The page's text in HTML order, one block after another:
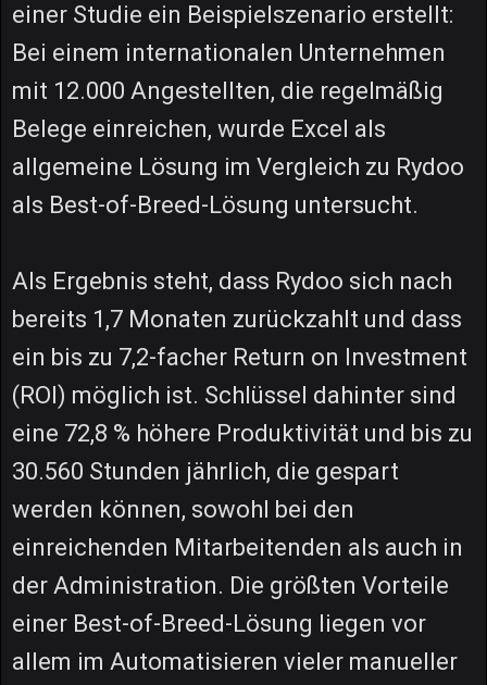
einer Studie ein Beispielszenario erstellt:
Bei einem internationalen Unternehmen
mit 12.000 Angestellten, die regelmäßig
Belege einreichen, wurde Excel als
allgemeine Lösung im Vergleich zu Rydoo
als Best-of-Breed-Lösung untersucht.
Als Ergebnis steht, dass Rydoo sich nach
bereits 1,7 Monaten zurückzahlt und dass
ein bis zu 7,2-facher Return on Investment
(ROI) möglich ist. Schlüssel dahinter sind
eine 72,8 % höhere Produktivität und bis zu
30.560 Stunden jährlich, die gespart
werden können, sowohl bei den
einreichenden Mitarbeitenden als auch in
der Administration. Die größten Vorteile
einer Best-of-Breed-Lösung liegen vor
allem im Automatisieren vieler manueller